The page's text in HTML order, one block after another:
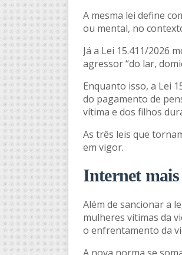
A mesma lei define
ou mental, no
Já a Lei 15.411/2026
agressor “do lar,
Enquanto isso, a Lei
do pagamento de
vítima e dos filhos
As três leis que
em vigor.
Internet mais
Além de sancionar a
mulheres vítimas da
o enfrentamento da